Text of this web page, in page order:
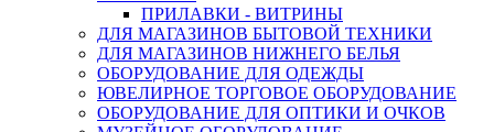
ПРИЛАВКИ - ВИТРИНЫ
ДЛЯ МАГАЗИНОВ БЫТОВОЙ ТЕХНИКИ
ДЛЯ МАГАЗИНОВ НИЖНЕГО БЕЛЬЯ
ОБОРУДОВАНИЕ ДЛЯ ОДЕЖДЫ
ЮВЕЛИРНОЕ ТОРГОВОЕ ОБОРУДОВАНИЕ
ОБОРУДОВАНИЕ ДЛЯ ОПТИКИ И ОЧКОВ